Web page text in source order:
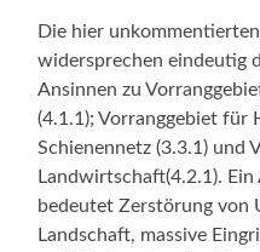
Die hier
widersprechen eindeutig
Ansinnen zu
(4.1.1); Vorranggebiet für
Schienennetz (3.3.1) und
Landwirtschaft(4.2.1). Ein
bedeutet Zerstörung von
Landschaft, massive